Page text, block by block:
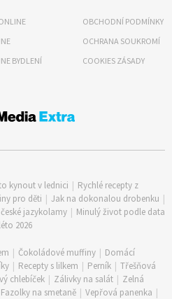
BYDLENÍ
OBCHODNÍ PODMÍNKY
OCHRANA SOUKROMÍ
COOKIES ZÁSADY
kynout v lednici | Rychlé recepty z
pro děti | Jak na dokonalou drobenku |
jazykolamy | Minulý život podle data
2026
| Čokoládové muffiny | Domácí
| Recepty s lilkem | Perník | Třešňová
chlebíček | Zálivky na salát | Zelná
Fazolky na smetaně | Vepřová panenka |